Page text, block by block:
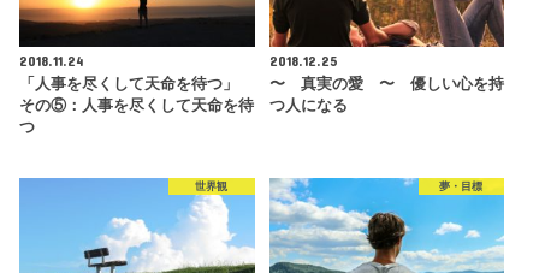
2018.11.24
「人事を尽くして天命を待つ」
その⑤：人事を尽くして天命を待
つ
2018.12.25
〜 真実の愛 〜 優しい心を持
つ人になる
世界観 夢・目標